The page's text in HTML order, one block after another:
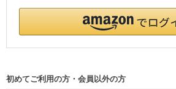
初めてご利用の方・会員以外の方